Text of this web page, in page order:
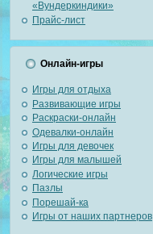
«Вундеркиндики»
Прайс-лист
Онлайн-игры
Игры для отдыха
Развивающие игры
Раскраски-онлайн
Одевалки-онлайн
Игры для девочек
Игры для малышей
Логические игры
Пазлы
Порешай-ка
Игры от наших партнеров